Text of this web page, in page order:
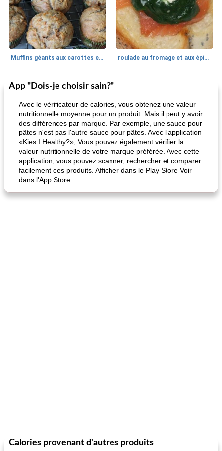
Muffins géants aux carottes et à la banane de Nif roulade au fromage et aux épinards
30min
Marques de confiance: recettes et
astuces
fiesta tostadas
App "Dois-je choisir sain?"
Avec le vérificateur de calories, vous obtenez une valeur
nutritionnelle moyenne pour un produit. Mais il peut y avoir
des différences par marque. Par exemple, une sauce pour
pâtes n'est pas l'autre sauce pour pâtes. Avec l'application
«Kies I Healthy?», Vous pouvez également vérifier la
valeur nutritionnelle de votre marque préférée. Avec cette
application, vous pouvez scanner, rechercher et comparer
facilement des produits. Afficher dans le Play Store Voir
dans l'App Store
Calories provenant d'autres produits